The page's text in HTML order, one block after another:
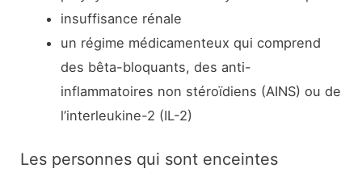
insuffisance rénale
un régime médicamenteux qui comprend
des bêta-bloquants, des anti-
inflammatoires non stéroïdiens (AINS) ou de
l’interleukine-2 (IL-2)
Les personnes qui sont enceintes